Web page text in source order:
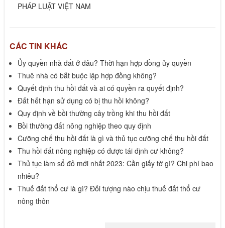
PHÁP LUẬT VIỆT NAM
CÁC TIN KHÁC
Ủy quyền nhà đất ở đâu? Thời hạn hợp đồng ủy quyền
Thuê nhà có bắt buộc lập hợp đồng không?
Quyết định thu hồi đất và ai có quyền ra quyết định?
Đất hết hạn sử dụng có bị thu hồi không?
Quy định về bồi thường cây trồng khi thu hồi đất
Bồi thường đất nông nghiệp theo quy định
Cưỡng chế thu hồi đất là gì và thủ tục cưỡng chế thu hồi đất
Thu hồi đất nông nghiệp có được tái định cư không?
Thủ tục làm sổ đỏ mới nhất 2023: Cần giấy tờ gì? Chi phí bao
nhiêu?
Thuế đất thổ cư là gì? Đối tượng nào chịu thuế đất thổ cư
nông thôn